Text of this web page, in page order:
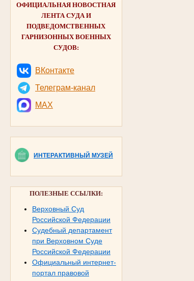
ОФИЦИАЛЬНАЯ НОВОСТНАЯ
ЛЕНТА СУДА И
ПОДВЕДОМСТВЕННЫХ
ГАРНИЗОННЫХ ВОЕННЫХ
СУДОВ:
ВКонтакте
Телеграм-канал
MAX
ИНТЕРАКТИВНЫЙ МУЗЕЙ
ПОЛЕЗНЫЕ ССЫЛКИ:
Верховный Суд
Российской Федерации
Судебный департамент
при Верховном Суде
Российской Федерации
Официальный интернет-
портал правовой